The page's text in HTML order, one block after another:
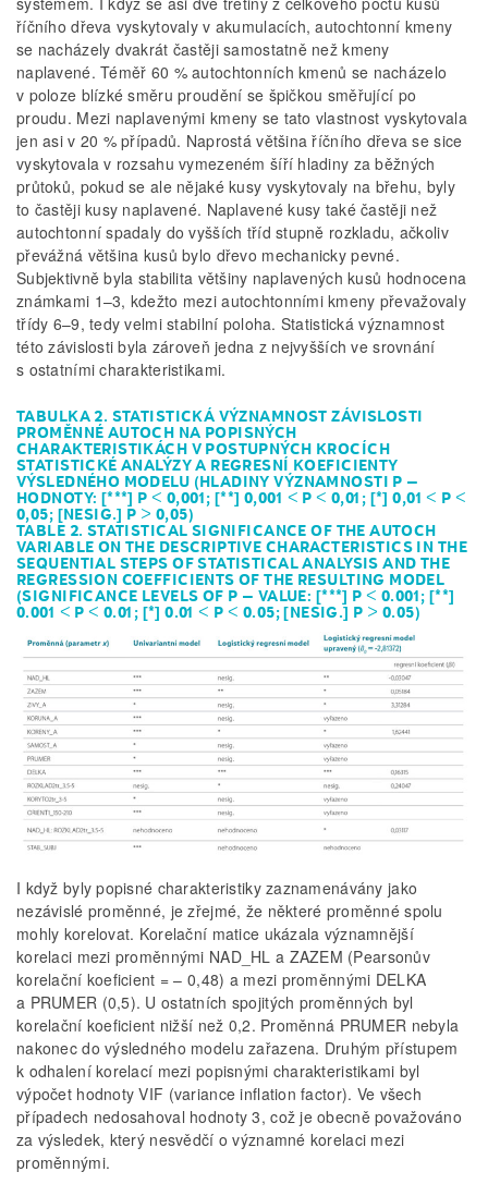
říčního dřeva vyskytovaly v akumulacích, autochtonní kmeny
se nacházely dvakrát častěji samostatně než kmeny
naplavené. Téměř 60 % autochtonních kmenů se nacházelo
v poloze blízké směru proudění se špičkou směřující po
proudu. Mezi naplavenými kmeny se tato vlastnost vyskytovala
jen asi v 20 % případů. Naprostá většina říčního dřeva se sice
vyskytovala v rozsahu vymezeném šíří hladiny za běžných
průtoků, pokud se ale nějaké kusy vyskytovaly na břehu, byly
to častěji kusy naplavené. Naplavené kusy také častěji než
autochtonní spadaly do vyšších tříd stupně rozkladu, ačkoliv
převážná většina kusů bylo dřevo mechanicky pevné.
Subjektivně byla stabilita většiny naplavených kusů hodnocena
známkami 1–3, kdežto mezi autochtonními kmeny převažovaly
třídy 6–9, tedy velmi stabilní poloha. Statistická významnost
této závislosti byla zároveň jedna z nejvyšších ve srovnání
s ostatními charakteristikami.
TABULKA 2. STATISTICKÁ VÝZNAMNOST ZÁVISLOSTI
PROMĚNNÉ AUTOCH NA POPISNÝCH
CHARAKTERISTIKÁCH V POSTUPNÝCH KROCÍCH
STATISTICKÉ ANALÝZY A REGRESNÍ KOEFICIENTY
VÝSLEDNÉHO MODELU (HLADINY VÝZNAMNOSTI P –
HODNOTY: [***] P < 0,001; [**] 0,001 < P < 0,01; [*] 0,01 < P <
0,05; [NESIG.] P > 0,05)
TABLE 2. STATISTICAL SIGNIFICANCE OF THE AUTOCH
VARIABLE ON THE DESCRIPTIVE CHARACTERISTICS IN THE
SEQUENTIAL STEPS OF STATISTICAL ANALYSIS AND THE
REGRESSION COEFFICIENTS OF THE RESULTING MODEL
(SIGNIFICANCE LEVELS OF P – VALUE: [***] P < 0.001; [**]
0.001 < P < 0.01; [*] 0.01 < P < 0.05; [NESIG.] P > 0.05)
I když byly popisné charakteristiky zaznamenávány jako
nezávislé proměnné, je zřejmé, že některé proměnné spolu
mohly korelovat. Korelační matice ukázala významnější
korelaci mezi proměnnými NAD_HL a ZAZEM (Pearsonův
korelační koeficient = – 0,48) a mezi proměnnými DELKA
a PRUMER (0,5). U ostatních spojitých proměnných byl
korelační koeficient nižší než 0,2. Proměnná PRUMER nebyla
nakonec do výsledného modelu zařazena. Druhým přístupem
k odhalení korelací mezi popisnými charakteristikami byl
výpočet hodnoty VIF (variance inflation factor). Ve všech
případech nedosahoval hodnoty 3, což je obecně považováno
za výsledek, který nesvědčí o významné korelaci mezi
proměnnými.